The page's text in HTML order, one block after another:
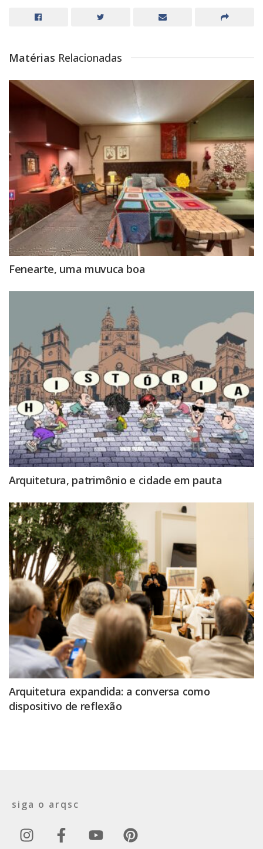
Matérias Relacionadas
Fenearte, uma muvuca boa
Arquitetura, patrimônio e cidade em pauta
Arquitetura expandida: a conversa como
dispositivo de reflexão
siga o arqsc